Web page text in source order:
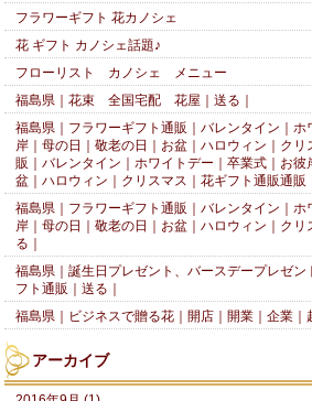
フラワーギフト 花カノシェ
花 ギフト カノシェ話題♪
フローリスト カノシェ メニュー
福島県｜花束 全国宅配 花屋｜送る｜
福島県｜フラワーギフト通販｜バレンタイン｜
岸｜母の日｜敬老の日｜お盆｜ハロウィン｜ク
販｜バレンタイン｜ホワイトデー｜卒業式｜お彼
盆｜ハロウィン｜クリスマス｜花ギフト通販通販
福島県｜フラワーギフト通販｜バレンタイン｜
岸｜母の日｜敬老の日｜お盆｜ハロウィン｜ク
る｜
福島県｜誕生日プレゼント、バースデープレゼ
フト通販｜送る｜
福島県｜ビジネスで贈る花｜開店｜開業｜企業｜
アーカイブ